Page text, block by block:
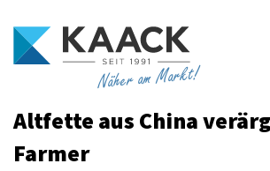
Näher am Markt!
Altfette aus China
Farmer